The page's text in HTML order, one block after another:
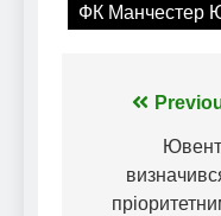
ФК Манчестер
Навігація
записів